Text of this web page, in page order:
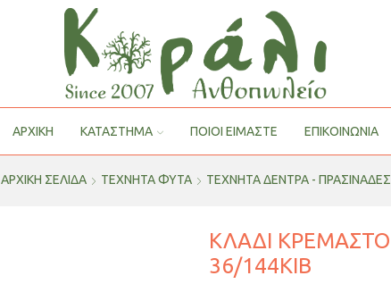
ΑΡΧΙΚΗ ΚΑΤΑΣΤΗΜΑ ΠΟΙΟΙ ΕΊΜΑΣΤΕ ΕΠΙΚΟΙΝΩΝΙΑ
ΑΡΧΙΚΉ ΣΕΛΊΔΑ ΤΕΧΝΗΤΑ ΦΥΤΑ ΤΕΧΝΗΤΆ ΔΈΝΤΡΑ - ΠΡΑΣΙΝΆΔΕΣ
ΚΛΑΔΙ
36/144ΚΙΒ